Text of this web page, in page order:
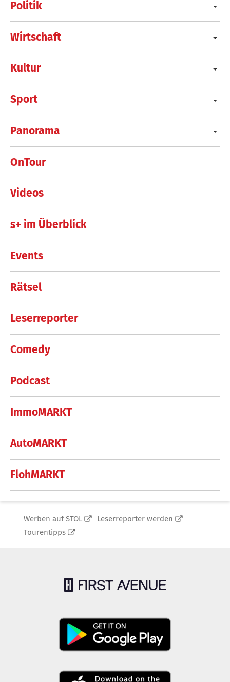
Politik
Wirtschaft
Kultur
Sport
Panorama
OnTour
Videos
s+ im Überblick
Events
Rätsel
Leserreporter
Comedy
Podcast
ImmoMARKT
AutoMARKT
FlohMARKT
Werben auf STOL
Leserreporter werden
Tourentipps